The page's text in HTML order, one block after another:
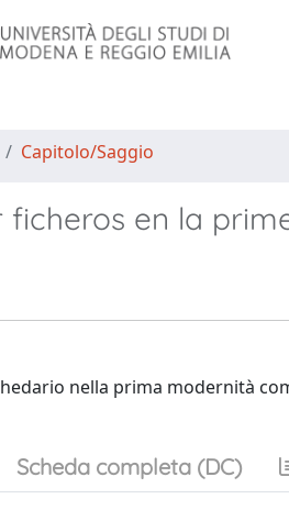
Capitolo/Saggio
ficheros en la
nella prima modernità
Scheda completa (DC)